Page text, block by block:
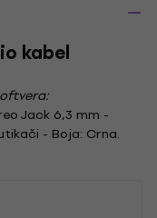
kabel
Jack 6,3 mm -
- Boja: Crna.